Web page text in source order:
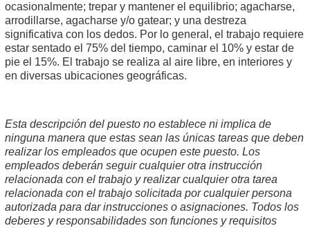
ocasionalmente; trepar y mantener el equilibrio; agacharse,
arrodillarse, agacharse y/o gatear; y una destreza
significativa con los dedos. Por lo general, el trabajo requiere
estar sentado el 75% del tiempo, caminar el 10% y estar de
pie el 15%. El trabajo se realiza al aire libre, en interiores y
en diversas ubicaciones geográficas.
Esta descripción del puesto no establece ni implica de
ninguna manera que estas sean las únicas tareas que deben
realizar los empleados que ocupen este puesto. Los
empleados deberán seguir cualquier otra instrucción
relacionada con el trabajo y realizar cualquier otra tarea
relacionada con el trabajo solicitada por cualquier persona
autorizada para dar instrucciones o asignaciones. Todos los
deberes y responsabilidades son funciones y requisitos